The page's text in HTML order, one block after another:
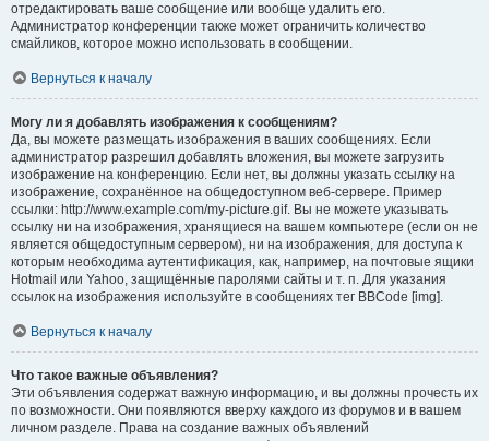
отредактировать ваше сообщение или вообще удалить его.
Администратор конференции также может ограничить количество
смайликов, которое можно использовать в сообщении.
Вернуться к началу
Могу ли я добавлять изображения к сообщениям?
Да, вы можете размещать изображения в ваших сообщениях. Если
администратор разрешил добавлять вложения, вы можете загрузить
изображение на конференцию. Если нет, вы должны указать ссылку на
изображение, сохранённое на общедоступном веб-сервере. Пример
ссылки: http://www.example.com/my-picture.gif. Вы не можете указывать
ссылку ни на изображения, хранящиеся на вашем компьютере (если он не
является общедоступным сервером), ни на изображения, для доступа к
которым необходима аутентификация, как, например, на почтовые ящики
Hotmail или Yahoo, защищённые паролями сайты и т. п. Для указания
ссылок на изображения используйте в сообщениях тег BBCode [img].
Вернуться к началу
Что такое важные объявления?
Эти объявления содержат важную информацию, и вы должны прочесть их
по возможности. Они появляются вверху каждого из форумов и в вашем
личном разделе. Права на создание важных объявлений